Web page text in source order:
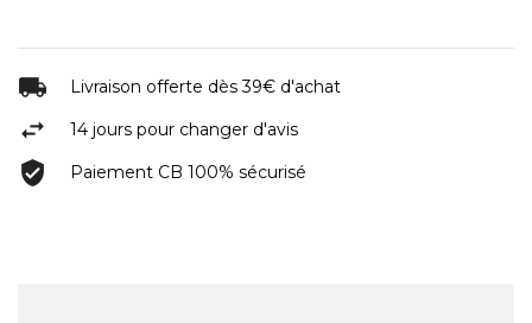
Livraison offerte dès 39€ d'achat
14 jours pour changer d'avis
Paiement CB 100% sécurisé